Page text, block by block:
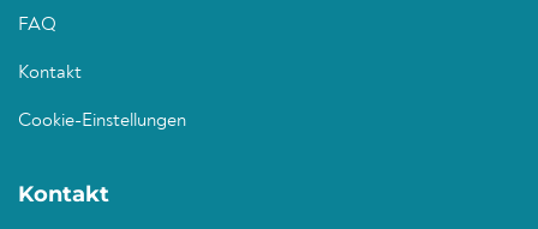
FAQ
Kontakt
Cookie-Einstellungen
Kontakt